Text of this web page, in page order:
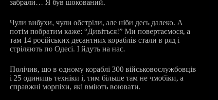
забрали… Я був шокований.
Чули вибухи, чули обстріли, але ніби десь далеко. А
потім побратим каже: “Дивіться!” Ми повертаємося, а
там 14 російських десантних кораблів стали в ряд і
стріляють по Одесі. І йдуть на нас.
Полічив, що в одному кораблі 300 військовослужбовців
і 25 одиниць техніки і, тим більше там не чмобіки, а
справжні морпіхи, які вміють воювати.